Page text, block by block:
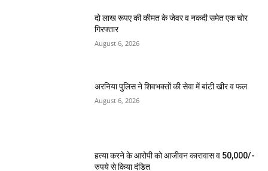
दो लाख रूपए की कीमत के जेवर व नकदी समेत एक चोर
गिरफ्तार
August 6, 2026
अरनिया पुलिस ने शिवभक्तों की सेवा में बांटी खीर व फल
August 6, 2026
हत्या करने के आरोपी को आजीवन कारावास व 50,000/-
रुपये से किया दंडित